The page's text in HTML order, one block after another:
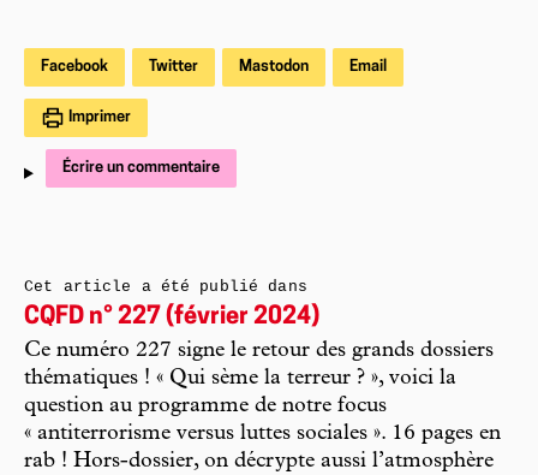
Facebook Twitter Mastodon Email
Imprimer
Écrire un commentaire
Cet article a été publié dans
CQFD n° 227 (février 2024)
Ce numéro 227 signe le retour des grands dossiers
thématiques ! « Qui sème la terreur ? », voici la
question au programme de notre focus
« antiterrorisme versus luttes sociales ». 16 pages en
rab ! Hors-dossier, on décrypte aussi l’atmosphère